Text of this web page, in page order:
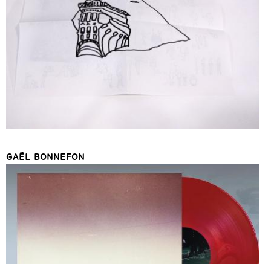
GAËL BONNEFON